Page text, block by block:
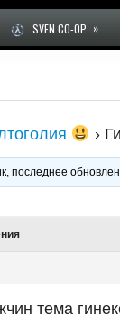
SVEN CO-OP »
›
последнее
тема